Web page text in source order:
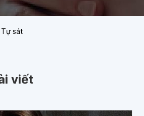
sát
viết